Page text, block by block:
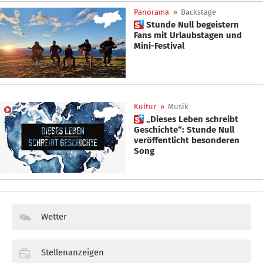
Panorama » Backstage
 Stunde Null begeistern
Fans mit Urlaubstagen und
Mini-Festival
Kultur » Musik
 „Dieses Leben schreibt
Geschichte“: Stunde Null
veröffentlicht besonderen
Song
Wetter
Stellenanzeigen